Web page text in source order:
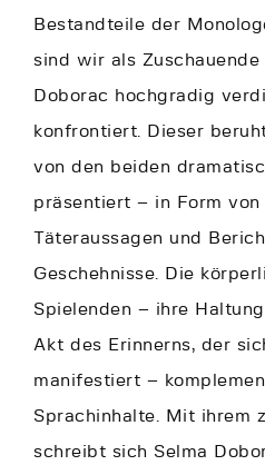
Bestandteile der
sind wir als
Doborac hochgradig
konfrontiert. Dieser
von den beiden
präsentiert – in Form
Täteraussagen und
Geschehnisse. Die
Spielenden – ihre
Akt des Erinnerns, der
manifestiert –
Sprachinhalte. Mit ihrem
schreibt sich Selma